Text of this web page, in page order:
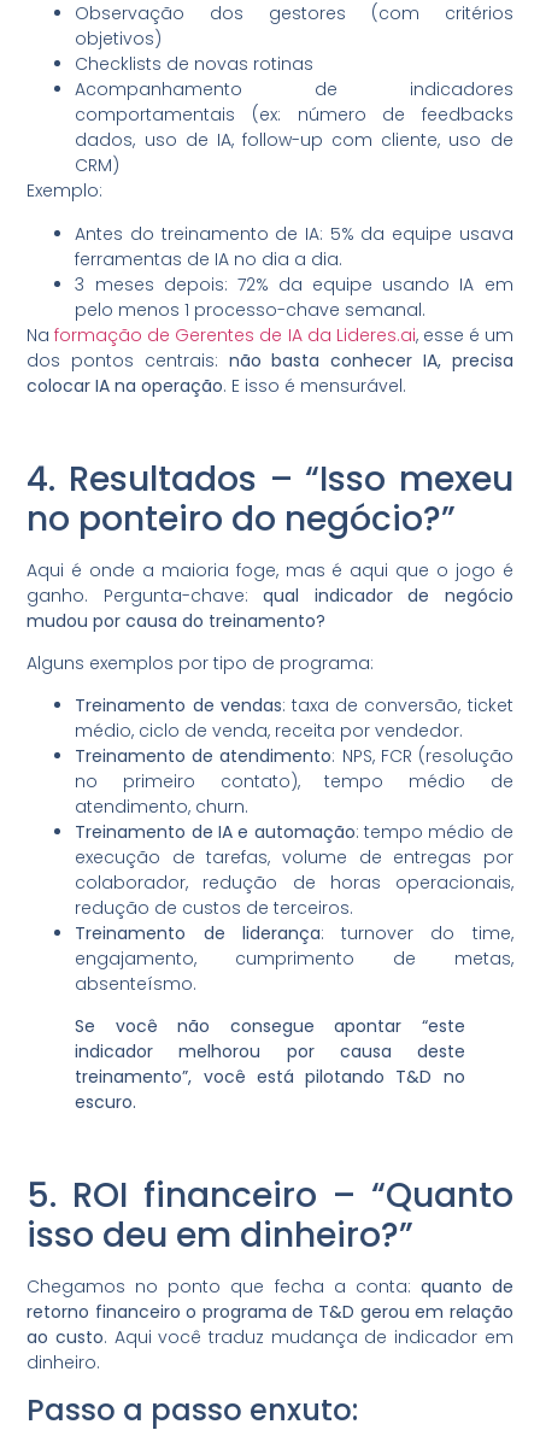
Observação dos gestores (com critérios
objetivos)
Checklists de novas rotinas
Acompanhamento de indicadores
comportamentais (ex: número de feedbacks
dados, uso de IA, follow-up com cliente, uso de
CRM)
Exemplo:
Antes do treinamento de IA: 5% da equipe usava
ferramentas de IA no dia a dia.
3 meses depois: 72% da equipe usando IA em
pelo menos 1 processo-chave semanal.
Naformação de Gerentes de IA da Lideres.ai, esse é um
dos pontos centrais: não basta conhecer IA, precisa
colocar IA na operação. E isso é mensurável.
4. Resultados – “Isso mexeu
no ponteiro do negócio?”
Aqui é onde a maioria foge, mas é aqui que o jogo é
ganho. Pergunta-chave:qual indicador de negócio
mudou por causa do treinamento?
Alguns exemplos por tipo de programa:
Treinamento de vendas: taxa de conversão, ticket
médio, ciclo de venda, receita por vendedor.
Treinamento de atendimento: NPS, FCR (resolução
no primeiro contato), tempo médio de
atendimento, churn.
Treinamento de IA e automação: tempo médio de
execução de tarefas, volume de entregas por
colaborador, redução de horas operacionais,
redução de custos de terceiros.
Treinamento de liderança: turnover do time,
engajamento, cumprimento de metas,
absenteísmo.
Se você não consegue apontar “este
indicador melhorou por causa deste
treinamento”, você está pilotando T&D no
escuro.
5. ROI financeiro – “Quanto
isso deu em dinheiro?”
Chegamos no ponto que fecha a conta: quanto de
retorno financeiro o programa de T&D gerou em relação
ao custo. Aqui você traduz mudança de indicador em
dinheiro.
Passo a passo enxuto: